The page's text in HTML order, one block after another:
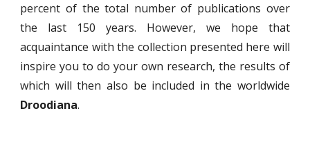
percent of the total number of publications over
the last 150 years. However, we hope that
acquaintance with the collection presented here will
inspire you to do your own research, the results of
which will then also be included in the worldwide
Droodiana.